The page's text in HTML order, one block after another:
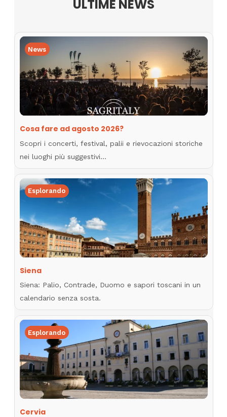
ULTIME NEWS
News
Cosa fare ad agosto 2026?
Scopri i concerti, festival, palii e rievocazioni storiche
nei luoghi più suggestivi…
Esplorando
Siena
Siena: Palio, Contrade, Duomo e sapori toscani in un
calendario senza sosta.
Esplorando
Cervia